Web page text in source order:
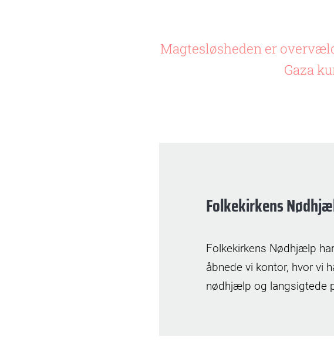
Magtesløsheden er
Gaza
Folkekirkens
Folkekirkens Nødhjælp
åbnede vi kontor, hvor vi
nødhjælp og langsigtede